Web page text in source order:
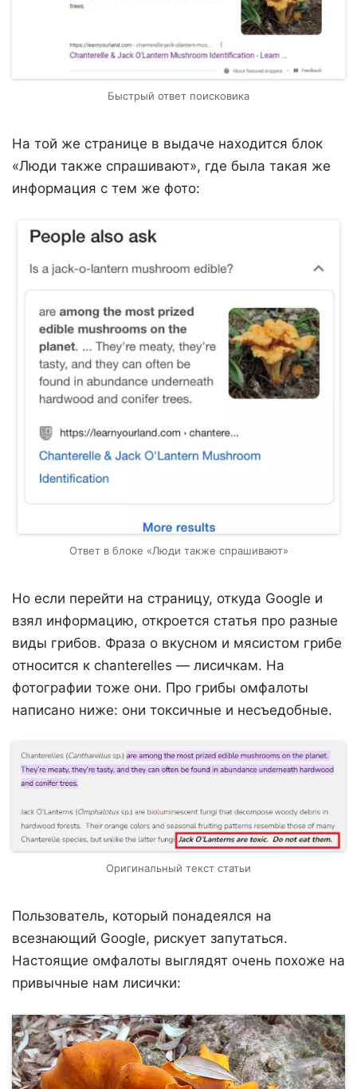
Быстрый ответ поисковика
На той же странице в выдаче находится блок
«Люди также спрашивают», где была такая же
информация с тем же фото:
Ответ в блоке «Люди также спрашивают»
Но если перейти на страницу, откуда Google и
взял информацию, откроется статья про разные
виды грибов. Фраза о вкусном и мясистом грибе
относится к chanterelles — лисичкам. На
фотографии тоже они. Про грибы омфалоты
написано ниже: они токсичные и несъедобные.
Оригинальный текст статьи
Пользователь, который понадеялся на
всезнающий Google, рискует запутаться.
Настоящие омфалоты выглядят очень похоже на
привычные нам лисички: